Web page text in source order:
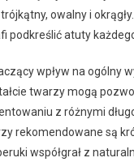
owalny i
podkreślić atuty
wpływ na ogólny
twarzy mogą
z różnymi
rekomendowane są
współgrał z